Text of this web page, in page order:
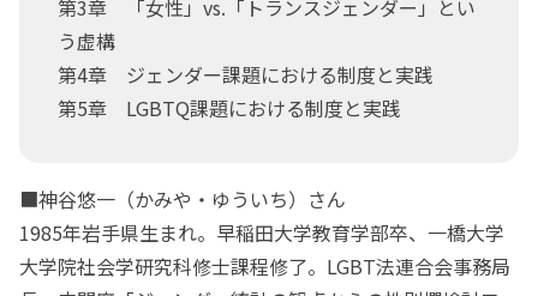
第3章 「女性」vs.「トランスジェンダー」とい
う虚構
第4章 ジェンダー課題における制度と実践
第5章 LGBTQ課題における制度と実践
■神谷悠一（かみや・ゆういち）さん
1985年岩手県生まれ。早稲田大学教育学部卒、一橋大学
大学院社会学研究科修士課程修了。LGBT法連合会事務局